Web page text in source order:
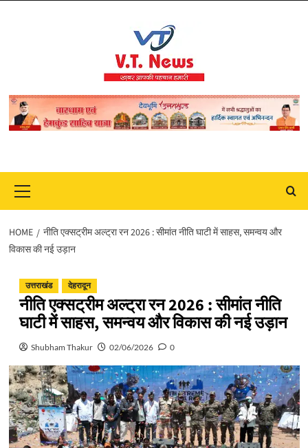
Menu
HOME
नीति एक्सट्रीम अल्ट्रा रन 2026 : सीमांत नीति घाटी में साहस, समन्वय और
विकास की नई उड़ान
उत्तराखंड देहरादून
नीति एक्सट्रीम अल्ट्रा रन 2026 : सीमांत नीति
घाटी में साहस, समन्वय और विकास की नई उड़ान
Shubham Thakur 02/06/2026 0